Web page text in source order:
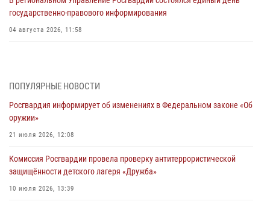
государственно-правового информирования
04 августа 2026, 11:58
03 августа 2026, 17:21
21 единицу оружия изъяли Псковские росгвардейцы за неделю
03 августа 2026, 14:10
безопасности во время празднования Дня ВДВ
ПОПУЛЯРНЫЕ НОВОСТИ
Росгвардия информирует об изменениях в Федеральном законе «Об
оружии»
21 июля 2026, 12:08
Комиссия Росгвардии провела проверку антитеррористической
защищённости детского лагеря «Дружба»
10 июля 2026, 13:39